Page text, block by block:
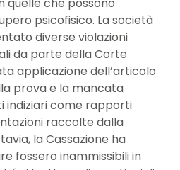
psicofisico. La società
diverse violazioni
da parte della Corte
applicazione dell’articolo
prova e la mancata
indiziari come rapporti
raccolte dalla
la Cassazione ha
fossero inammissibili in